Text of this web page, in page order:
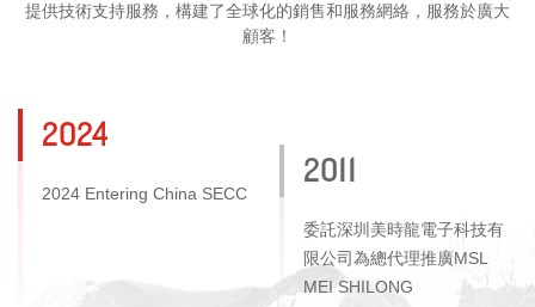
提供技術支持服務，構建了全球化的銷售和服務網絡，服務於廣大
顧客！
2024
2024 Entering China SECC
2011
委託深圳美時龍電子科技有
限公司為總代理推廣MSL
MEI SHILONG